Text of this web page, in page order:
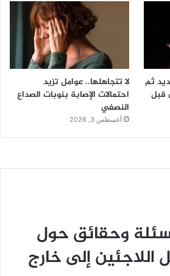
ثم
قبل
لا تتجاهلها.. عوامل تزيد
احتمالات الإصابة بنوبات الصداع
النصفي
أغسطس 3, 2026